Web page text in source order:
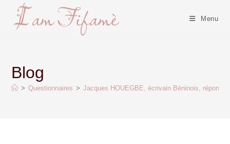
Menu
Blog
> Questionnaires > Jacques HOUEGBE, écrivain Béninois, répond